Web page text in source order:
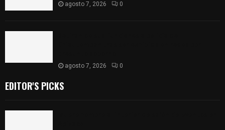
agosto 7, 2026 0
agosto 7, 2026 0
EDITOR'S PICKS